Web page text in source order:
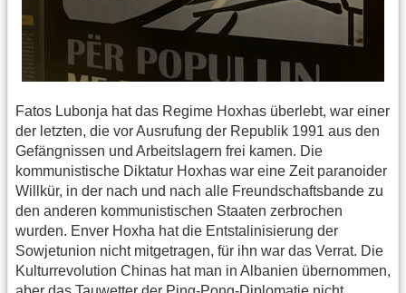
Fatos Lubonja hat das Regime Hoxhas überlebt, war einer
der letzten, die vor Ausrufung der Republik 1991 aus den
Gefängnissen und Arbeitslagern frei kamen. Die
kommunistische Diktatur Hoxhas war eine Zeit paranoider
Willkür, in der nach und nach alle Freundschaftsbande zu
den anderen kommunistischen Staaten zerbrochen
wurden. Enver Hoxha hat die Entstalinisierung der
Sowjetunion nicht mitgetragen, für ihn war das Verrat. Die
Kulturrevolution Chinas hat man in Albanien übernommen,